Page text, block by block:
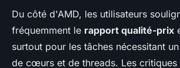
Du côté d'AMD, les utilisateurs
fréquemment le rapport qualité-prix
surtout pour les tâches nécessitant
de cœurs et de threads. Les critiques